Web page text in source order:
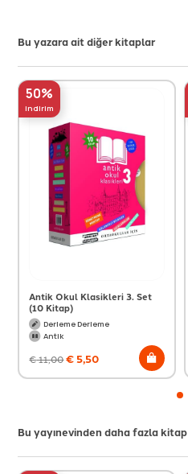
Bu yazara ait diğer kitaplar
50%
indirim
Antik Okul Klasikleri 3. Set
(10 Kitap)
Derleme Derleme
Antik
€11,00€ 5,50
Bu yayınevinden daha fazla kitap